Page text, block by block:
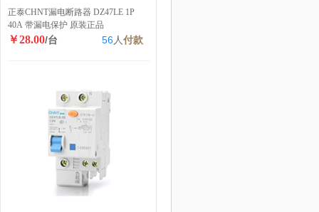
正泰CHNT漏电断路器 DZ47LE 1P
40A 带漏电保护 原装正品
￥28.00/台 56人付款